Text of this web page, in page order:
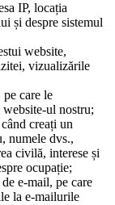
IP, locația
și despre sistemul
website,
vizualizările
care le
ul nostru;
creați un
numele dvs.,
civilă, interese și
ocupație;
e-mail, pe care
la e-mailurile